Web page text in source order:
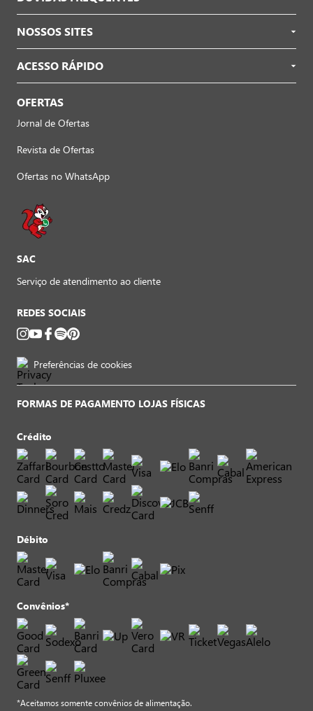
NOSSOS SITES
ACESSO RÁPIDO
OFERTAS
Jornal de Ofertas
Revista de Ofertas
Ofertas no WhatsApp
SAC
Serviço de atendimento ao cliente
REDES SOCIAIS
Preferências de cookies
FORMAS DE PAGAMENTO LOJAS FÍSICAS
Crédito
Débito
Convênios*
*Aceitamos somente convênios de alimentação.